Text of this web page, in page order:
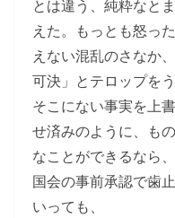
とは違う、純粋なと
えた。もっとも怒っ
えない混乱のさなか
可決」とテロップをう
そこにない事実を上
せ済みのように、も
なことができるなら
国会の事前承認で歯
いっても、